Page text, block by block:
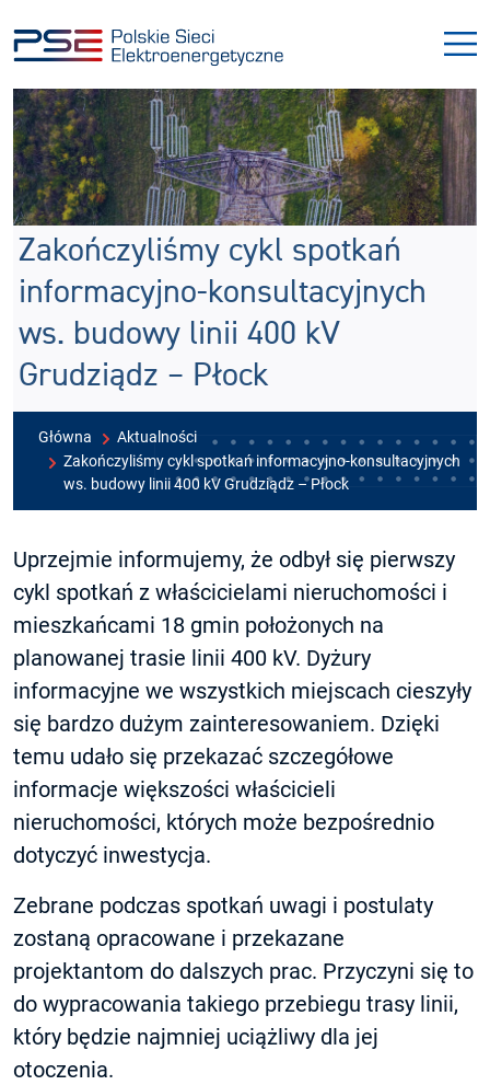
do
menu
do
treści
Zakończyliśmy cykl spotkań
informacyjno-konsultacyjnych
ws. budowy linii 400 kV
Grudziądz – Płock
Główna
Aktualności
Zakończyliśmy cykl spotkań informacyjno-konsultacyjnych
ws. budowy linii 400 kV Grudziądz – Płock
Uprzejmie informujemy, że odbył się pierwszy
cykl spotkań z właścicielami nieruchomości i
mieszkańcami 18 gmin położonych na
planowanej trasie linii 400 kV. Dyżury
informacyjne we wszystkich miejscach cieszyły
się bardzo dużym zainteresowaniem. Dzięki
temu udało się przekazać szczegółowe
informacje większości właścicieli
nieruchomości, których może bezpośrednio
dotyczyć inwestycja.
Zebrane podczas spotkań uwagi i postulaty
zostaną opracowane i przekazane
projektantom do dalszych prac. Przyczyni się to
do wypracowania takiego przebiegu trasy linii,
który będzie najmniej uciążliwy dla jej
otoczenia.